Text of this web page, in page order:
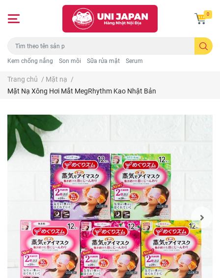
Kem chống nắng Son môi Sữa rửa mặt Serum
0
Trang chủ / Mặt nạ /
Mặt Nạ Xông Hơi Mắt MegRhythm Kao Nhật Bản